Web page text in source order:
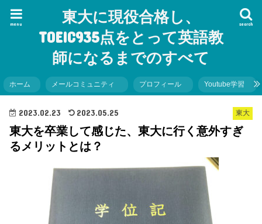
東大に現役合格し、
TOEIC935点をとって英語教
師になるまでのすべて
search
menu
ホーム メールコミュニティ プロフィール Youtube学習
東大
2023.02.23 2023.05.25
東大を卒業して感じた、東大に行く意外すぎ
るメリットとは？